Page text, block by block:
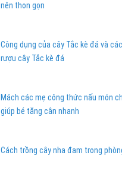
nên thon gọn
Công dụng của cây Tắc kè đá và
rượu cây Tắc kè đá
Mách các mẹ công thức nấu món
giúp bé tăng cân nhanh
Cách trồng cây nha đam trong